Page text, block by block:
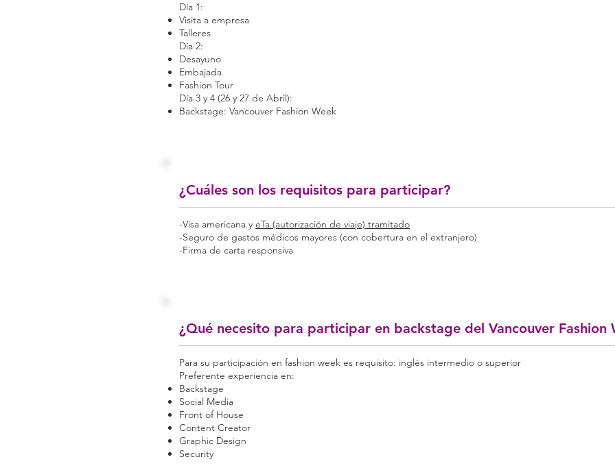
Día 1:
Visita a empresa
Talleres
Día 2:
Desayuno
Embajada
Fashion Tour
Día 3 y 4 (26 y 27 de Abril):
Backstage: Vancouver Fashion Week
¿Cuáles son los requisitos para participar?
-Visa americana y eTa (autorización de viaje) tramitado
-Seguro de gastos médicos mayores (con cobertura en el extranjero)
-Firma de carta responsiva
¿Qué necesito para participar en backstage del Vancouver Fashion
Para su participación en fashion week es requisito: inglés intermedio o superior
Preferente experiencia en:
Backstage
Social Media
Front of House
Content Creator
Graphic Design
Security